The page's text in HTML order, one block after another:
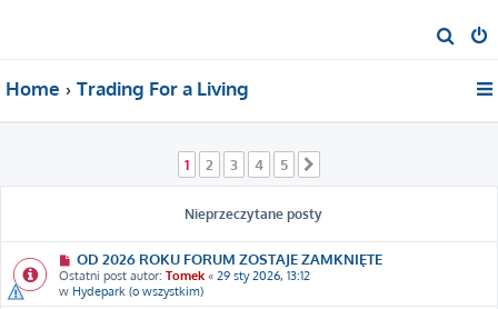
z
Home Trading For a Living
1 2 3 4 5
Nieprzeczytane posty
OD 2026 ROKU FORUM ZOSTAJE ZAMKNIĘTE
Ostatni post autor: Tomek « 29 sty 2026, 13:12
w Hydepark (o wszystkim)